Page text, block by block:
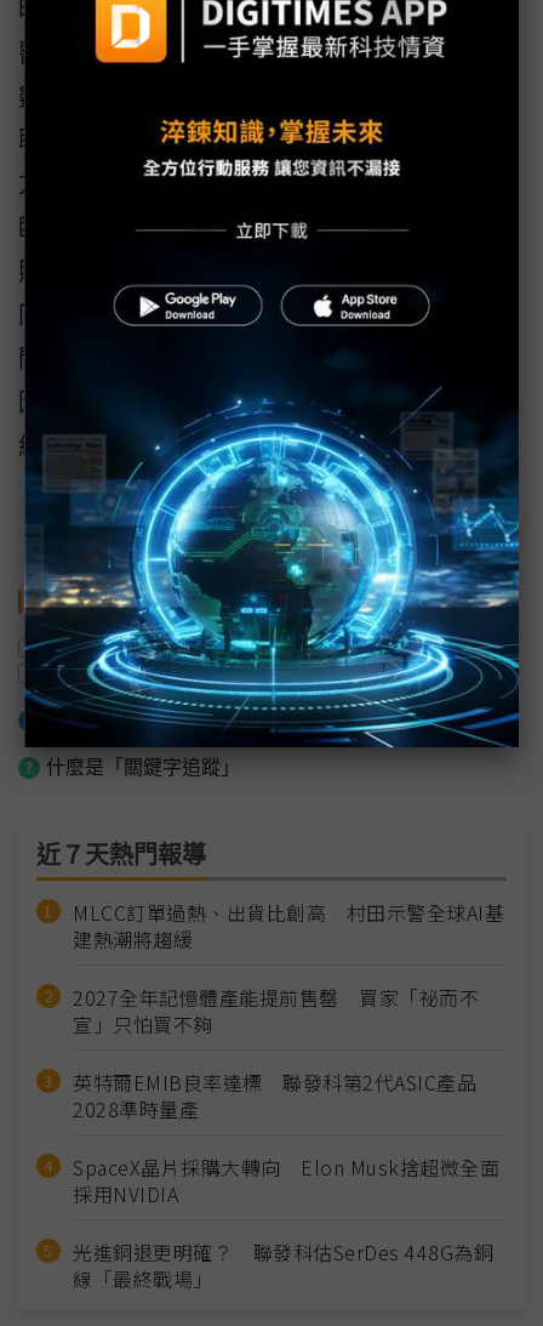
昕力資訊總經理葉怡蘭表示：「面對全球智慧
醫療發展趨勢，昕力的角色一直都是醫療院所
數位轉型的協力夥伴，透過產、官、學、醫界
聯手打造符合TW Core與FHIR規範的醫療解決
方案，推動AI落地應用，實現更精準、高效的
臨床決策，讓醫護人員能將寶貴時間用於病患
照護與診治，提供以病人為中心的醫療服務，
同時推動健康數據的互通共享，建立標準化、
開放且安全的醫療應用生態系，仿效美國全基
因體數據庫計畫All of Us，建構屬於台灣的國家
級醫療資料研究資料庫。」
關鍵字
AI 智慧醫療 數位轉型
昕力資訊
衛福部
台灣
加入已選取到「關鍵字追蹤」
什麼是「關鍵字追蹤」
近７天熱門報導
MLCC訂單過熱、出貨比創高 村田示警全球AI基
建熱潮將趨緩
2027全年記憶體產能提前售罄 買家「祕而不
宣」只怕買不夠
英特爾EMIB良率達標 聯發科第2代ASIC產品
2028準時量產
SpaceX晶片採購大轉向 Elon Musk捨超微全面
採用NVIDIA
光進銅退更明確？ 聯發科估SerDes 448G為銅
線「最終戰場」